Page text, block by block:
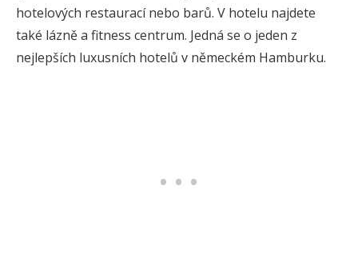
hotelových restaurací nebo barů. V hotelu najdete
také lázně a fitness centrum. Jedná se o jeden z
nejlepších luxusních hotelů v německém Hamburku.